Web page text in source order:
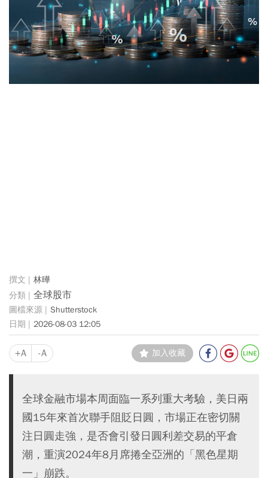
林曄
全球股市
Shutterstock
2026-08-03 12:05
+A -A 加入收藏
全球金融市場本周面臨一系列重大考驗，美日兩
國15年來首次聯手阻貶日圓，市場正在密切關
注日圓走強，是否會引發日圓利差交易的平倉
潮，重演2024年8月席捲全亞洲的「黑色星期
一」崩跌。